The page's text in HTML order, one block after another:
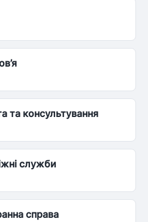
та консультування
служби
справа